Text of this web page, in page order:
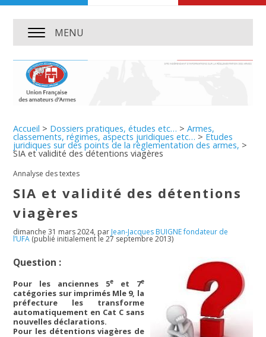
MENU
Accueil > Dossiers pratiques, études etc… >Armes,
classements, régimes, aspects juridiques etc… > Etudes
juridiques sur des points de la règlementation des armes, >
SIA et validité des détentions viagères
Annalyse des textes
SIA et validité des détentions
viagères
dimanche 31 mars 2024, par Jean-Jacques BUIGNE fondateur de
l’UFA (publié initialement le 27 septembre 2013)
Question :
Pour les anciennes 5eet 7e
catégories sur imprimés Mle 9, la
préfecture les transforme
automatiquement en Cat C sans
nouvelles déclarations.
Pour les détentions viagères de